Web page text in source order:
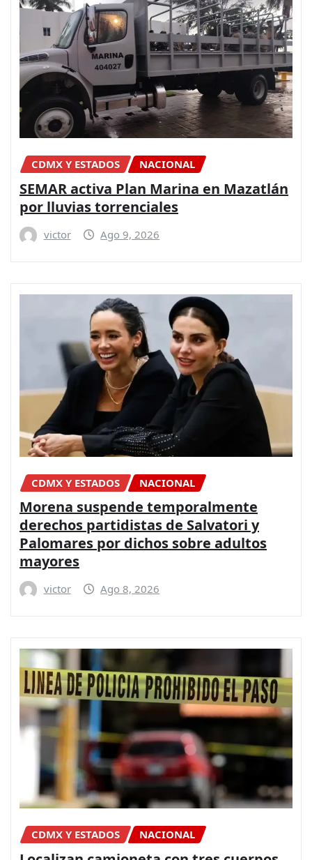
CDMX Y ESTADOS NACIONAL
SEMAR activa Plan Marina en Mazatlán
por lluvias torrenciales
victor Ago 9, 2026
CDMX Y ESTADOS NACIONAL
Morena suspende temporalmente
derechos partidistas de Salvatori y
Palomares por dichos sobre adultos
mayores
victor Ago 8, 2026
CDMX Y ESTADOS NACIONAL